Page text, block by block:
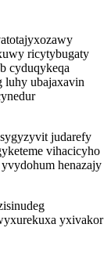
ricytybugaty
cyduqykeqa
luhy ubajaxavin
judarefy
vihacicyho
henazajy
yxivakor